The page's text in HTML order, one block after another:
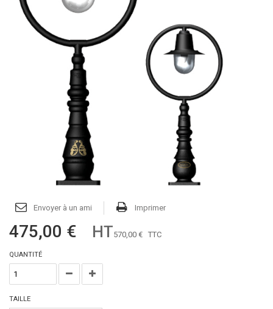
Envoyer à un ami Imprimer
475,00 € HT570,00 € TTC
QUANTITÉ
TAILLE